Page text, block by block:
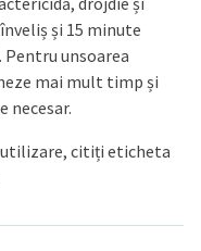
și 15 minute
unsoarea
mai mult timp și
necesar.
citiți eticheta